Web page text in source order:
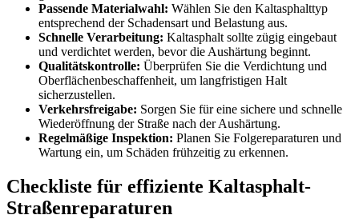
Passende Materialwahl: Wählen Sie den Kaltasphalttyp
entsprechend der Schadensart und Belastung aus.
Schnelle Verarbeitung: Kaltasphalt sollte zügig eingebaut
und verdichtet werden, bevor die Aushärtung beginnt.
Qualitätskontrolle: Überprüfen Sie die Verdichtung und
Oberflächenbeschaffenheit, um langfristigen Halt
sicherzustellen.
Verkehrsfreigabe: Sorgen Sie für eine sichere und schnelle
Wiederöffnung der Straße nach der Aushärtung.
Regelmäßige Inspektion: Planen Sie Folgereparaturen und
Wartung ein, um Schäden frühzeitig zu erkennen.
Checkliste für effiziente Kaltasphalt-
Straßenreparaturen